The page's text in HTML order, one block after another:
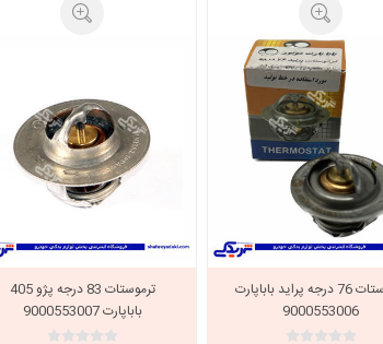
ترموستات 76 درجه پراید باباپارت
9000553006
ترموستات 83 درجه پژو 405
باباپارت 9000553007